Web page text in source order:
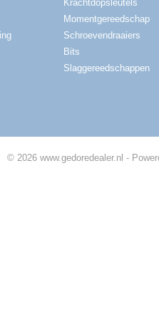
Krachtdopsleutels
Momentgereedschap
Schroevendraaiers
Bits
Slaggereedschappen
© 2026 www.gedoredealer.nl -